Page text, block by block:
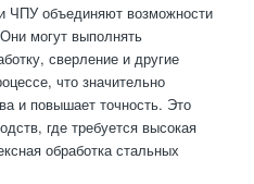
ЧПУ объединяют возможности
могут выполнять
сверление и другие
что значительно
и повышает точность. Это
где требуется высокая
обработка стальных